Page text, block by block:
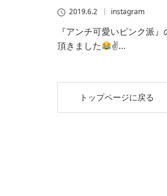
2019.6.2 instagram
『アンチ可愛いピンク派
頂きました
✌…
トップページに戻る